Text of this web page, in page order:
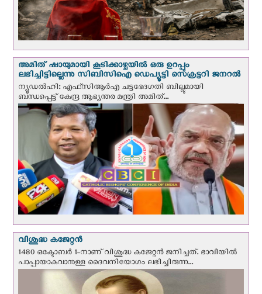
അമിത് ഷായുമായി കൂടിക്കാഴ്ചയില്‍ ഒരു ഉറപ്പും
ലഭിച്ചിട്ടില്ലെന്നു സിബിസിഐ ഡെപ്യൂട്ടി സെക്രട്ടറി ജനറല്‍
ന്യൂഡല്‍ഹി: എഫ്‌സിആര്‍എ ചട്ടഭേദഗതി ബില്ലുമായി
ബന്ധപ്പെട്ട് കേന്ദ്ര ആഭ്യന്തര മന്ത്രി അമിത്...
വിശുദ്ധ കജേറ്റന്‍
1480 ഒക്ടോബര്‍ 1-നാണ് വിശുദ്ധ കജേറ്റന്‍ ജനിച്ചത്. ഭാവിയില്‍
പാപ്പായാകുവാനുള്ള ദൈവനിയോഗം ലഭിച്ചിരുന്ന...